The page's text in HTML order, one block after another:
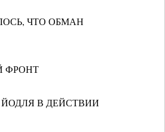
ЧТО ОБМАН
ФРОНТ
В ДЕЙСТВИИ